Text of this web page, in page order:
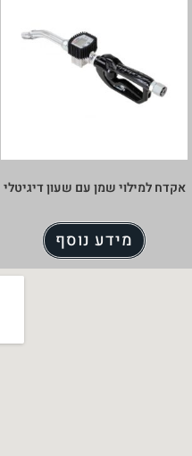
אקדח למילוי שמן עם שעון דיגיטלי
מידע נוסף